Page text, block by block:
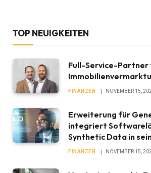
TOP NEUIGKEITEN
Full-Service-Partner
FINANZEN NOVEMBER 15,
Erweiterung für
integriert
Synthetic Data in
FINANZEN NOVEMBER 15,